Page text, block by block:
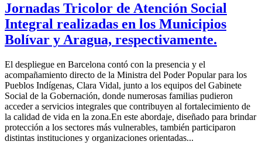
Jornadas Tricolor de Atención Social
Integral realizadas en los Municipios
Bolívar y Aragua, respectivamente.
El despliegue en Barcelona contó con la presencia y el
acompañamiento directo de la Ministra del Poder Popular para los
Pueblos Indígenas, Clara Vidal, junto a los equipos del Gabinete
Social de la Gobernación, donde numerosas familias pudieron
acceder a servicios integrales que contribuyen al fortalecimiento de
la calidad de vida en la zona.En este abordaje, diseñado para brindar
protección a los sectores más vulnerables, también participaron
distintas instituciones y organizaciones orientadas...